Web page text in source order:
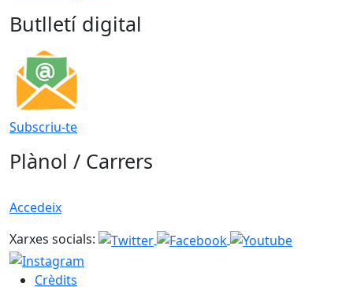
Butlletí digital
Subscriu-te
Plànol / Carrers
Accedeix
Xarxes socials:
Crèdits